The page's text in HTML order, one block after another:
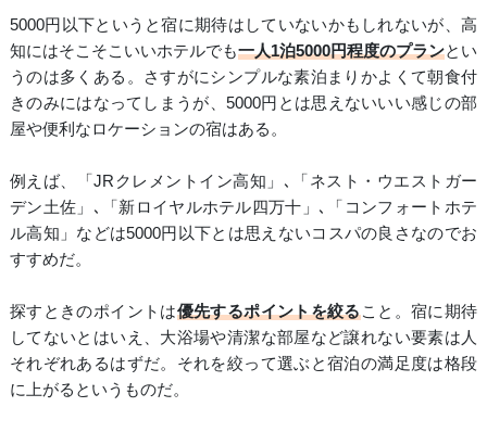
5000円以下というと宿に期待はしていないかもしれないが、高
知にはそこそこいいホテルでも一人1泊5000円程度のプランとい
うのは多くある。さすがにシンプルな素泊まりかよくて朝食付
きのみにはなってしまうが、5000円とは思えないいい感じの部
屋や便利なロケーションの宿はある。
例えば、「JRクレメントイン高知」､「ネスト・ウエストガー
デン土佐」､「新ロイヤルホテル四万十」､「コンフォートホテ
ル高知」などは5000円以下とは思えないコスパの良さなのでお
すすめだ。
探すときのポイントは優先するポイントを絞ること。宿に期待
してないとはいえ、大浴場や清潔な部屋など譲れない要素は人
それぞれあるはずだ。それを絞って選ぶと宿泊の満足度は格段
に上がるというものだ。